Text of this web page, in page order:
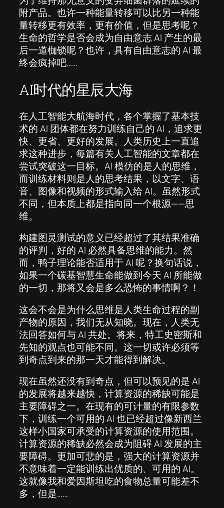
附产品。也许一种能量转移可以比另一种能
量转移更有效率，更有价值，但是思考呢？
生命的哲学是否会成为自由意志 AI 产生的最
后一道枷锁呢？也许，具有自由意志的 AI 最
终会疯掉吧……
AI时代的星辰大海
在人工智能大航海时代，各个掌握了基本技
术的 AI 团体都在努力训练自己的 AI，追求更
快、更省、更好的发展。人类历史上一直追
求这种进步，每篇有关人工智能的文章都在
尝试突破这一目标。AI 模仿的是人的思维，
而训练材料则是人的思考结果，以文字、语
音、图像和视频的形式输入给 AI。虽然形式
不同，但本质上都是指向同一个根源——思
维。
构建图灵测试的意义已经超过了其结果准确
的评判，好的 AI 必然具备思维的能力。然
而，鸭子理论能否适用于 AI 呢？换句话说，
如果一个碳基智慧生命能做到今天 AI 所能做
的一切，那将又会是多么恐怖的事情啊？！
这会不会是为什么思维是人类生命过程的副
产物的原因，我们无从知晓。现在，人类无
法回答如何与 AI 共处。将来，特工史密斯和
先知的观点也可能不同。这一切或许必须等
到奇点到来的那一天才能得到解决。
现在虽然还没有到奇点，但可以预见的是 AI
的发展将越来越快，计算资源的稀缺可能是
主要障碍之一。在现有的可计量的有限参数
下，训练一个可用的 AI 也已经超过像新西兰
这样小国家可承受的计算资源的使用范围。
计算资源的稀缺必然会成为阻碍 AI 发展的主
要障碍。更加可悲的是，强大的计算资源并
不意味着一定能训练出优质的、可用的 AI。
这就像我和爱因斯坦吃的食物总量可能差不
多，但是……